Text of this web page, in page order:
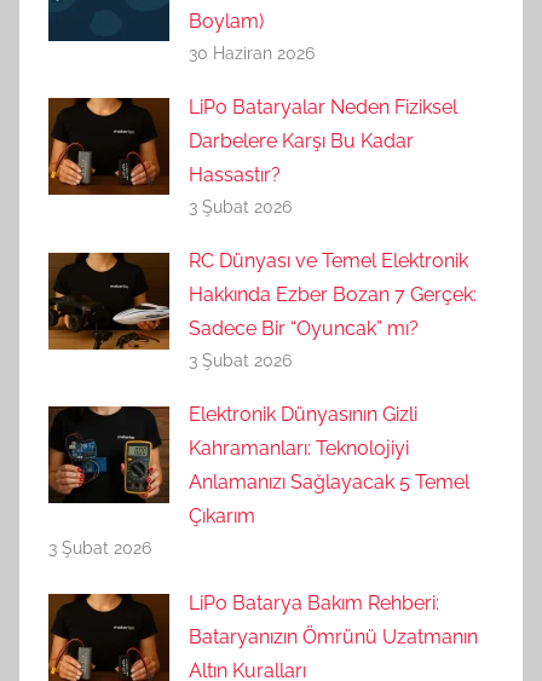
Boylam)
30 Haziran 2026
LiPo Bataryalar Neden Fiziksel
Darbelere Karşı Bu Kadar
Hassastır?
3 Şubat 2026
RC Dünyası ve Temel Elektronik
Hakkında Ezber Bozan 7 Gerçek:
Sadece Bir “Oyuncak” mı?
3 Şubat 2026
Elektronik Dünyasının Gizli
Kahramanları: Teknolojiyi
Anlamanızı Sağlayacak 5 Temel
Çıkarım
3 Şubat 2026
LiPo Batarya Bakım Rehberi:
Bataryanızın Ömrünü Uzatmanın
Altın Kuralları